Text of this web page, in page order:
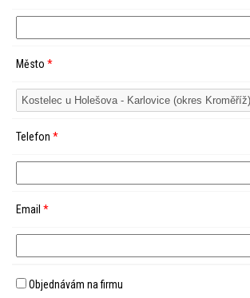
Město *
Telefon *
Email *
Objednávám na firmu